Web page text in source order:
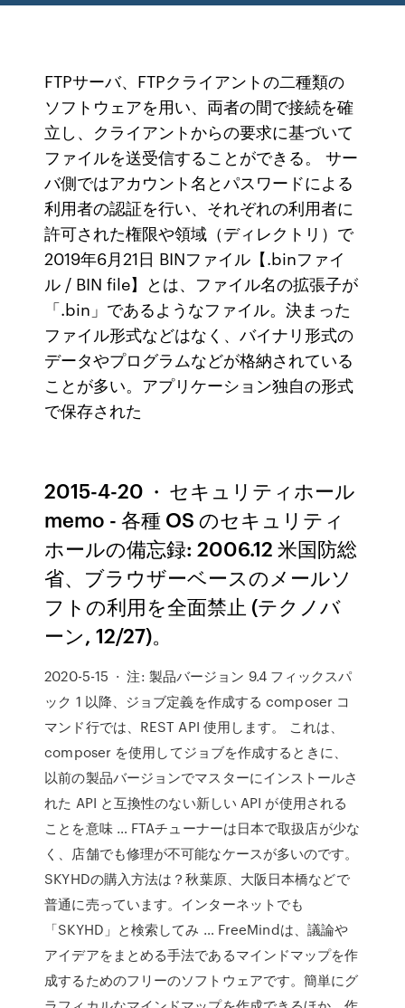
FTPサーバ、FTPクライアントの二種類の
ソフトウェアを用い、両者の間で接続を確
立し、クライアントからの要求に基づいて
ファイルを送受信することができる。 サー
バ側ではアカウント名とパスワードによる
利用者の認証を行い、それぞれの利用者に
許可された権限や領域（ディレクトリ）で
2019年6月21日 BINファイル【.binファイ
ル / BIN file】とは、ファイル名の拡張子が
「.bin」であるようなファイル。決まった
ファイル形式などはなく、バイナリ形式の
データやプログラムなどが格納されている
ことが多い。アプリケーション独自の形式
で保存された
2015-4-20 · セキュリティホール
memo - 各種 OS のセキュリティ
ホールの備忘録: 2006.12 米国防総
省、ブラウザーベースのメールソ
フトの利用を全面禁止 (テクノバ
ーン, 12/27)。
2020-5-15 · 注: 製品バージョン 9.4 フィックスパ
ック 1 以降、ジョブ定義を作成する composer コ
マンド行では、REST API 使用します。 これは、
composer を使用してジョブを作成するときに、
以前の製品バージョンでマスターにインストールさ
れた API と互換性のない新しい API が使用される
ことを意味 … FTAチューナーは日本で取扱店が少な
く、店舗でも修理が不可能なケースが多いのです。
SKYHDの購入方法は？秋葉原、大阪日本橋などで
普通に売っています。インターネットでも
「SKYHD」と検索してみ … FreeMindは、議論や
アイデアをまとめる手法であるマインドマップを作
成するためのフリーのソフトウェアです。簡単にグ